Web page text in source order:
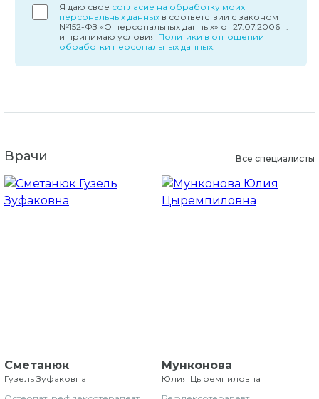
Я даю свое согласие на обработку моих
персональных данных в соответствии с законом
№152-ФЗ «О персональных данных» от 27.07.2006 г.
и принимаю условия Политики в отношении
обработки персональных данных.
Врачи Все специалисты
Сметанюк
Гузель Зуфаковна
Мунконова
Юлия Цыремпиловна